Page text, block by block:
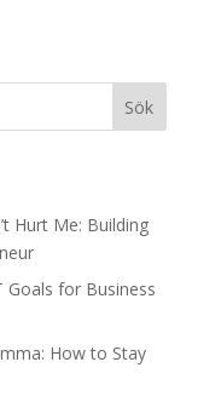
Sök
Hurt Me: Building
Goals for Business
How to Stay